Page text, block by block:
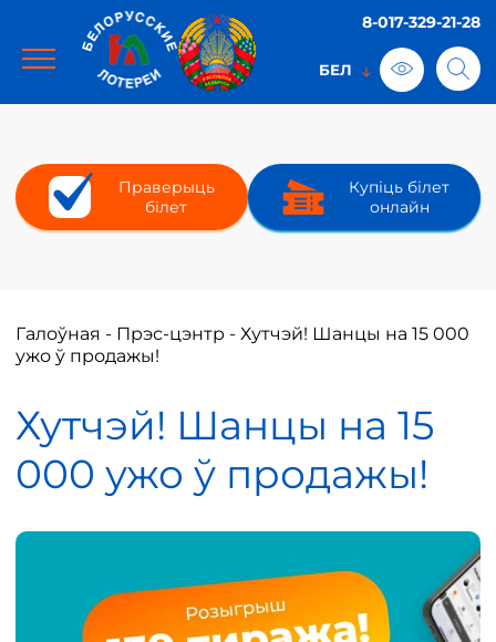
8-017-329-21-28
Праверыць
білет
Купіць білет
онлайн
Галоўная - Прэс-цэнтр - Хутчэй! Шанцы на 15 000
ужо ў продажы!
Хутчэй! Шанцы на 15
000 ужо ў продажы!